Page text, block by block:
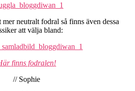
neutralt fodral så finns även dessa
att välja bland:
finns fodralen!
// Sophie